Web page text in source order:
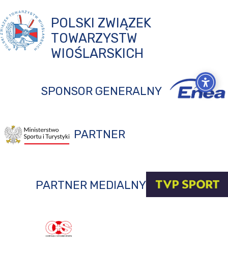
POLSKI ZWIĄZEK
TOWARZYSTW
WIOŚLARSKICH
SPONSOR GENERALNY
PARTNER
PARTNER MEDIALNY